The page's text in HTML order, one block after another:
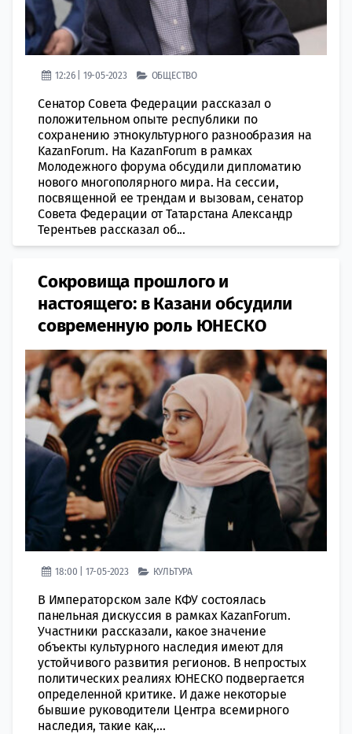
12:26 | 19-05-2023 ОБЩЕСТВО
Сенатор Совета Федерации рассказал о
положительном опыте республики по
сохранению этнокультурного разнообразия на
KazanForum. На KazanForum в рамках
Молодежного форума обсудили дипломатию
нового многополярного мира. На сессии,
посвященной ее трендам и вызовам, сенатор
Совета Федерации от Татарстана Александр
Терентьев рассказал об...
Сокровища прошлого и
настоящего: в Казани обсудили
современную роль ЮНЕСКО
18:00 | 17-05-2023 КУЛЬТУРА
В Императорском зале КФУ состоялась
панельная дискуссия в рамках KazanForum.
Участники рассказали, какое значение
объекты культурного наследия имеют для
устойчивого развития регионов. В непростых
политических реалиях ЮНЕСКО подвергается
определенной критике. И даже некоторые
бывшие руководители Центра всемирного
наследия, такие как,...